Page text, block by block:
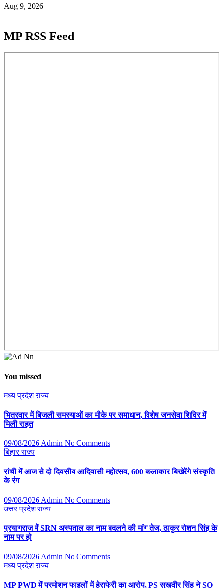
Aug 9, 2026
MP RSS Feed
You missed
मध्य प्रदेशराज्य
भितरवार में बिजली समस्याओं का मौके पर समाधान, विशेष जनसेवा शिविर में
मिली राहत
09/08/2026Admin No Comments
बिहारराज्य
रांची में आज से दो दिवसीय आदिवासी महोत्सव, 600 कलाकार बिखेरेंगे संस्कृति
के रंग
09/08/2026 Admin No Comments
उत्तर प्रदेशराज्य
प्रयागराज में SRN अस्पताल का नाम बदलने की मांग तेज, ठाकुर रोशन सिंह के
नाम पर हो
09/08/2026 Admin No Comments
मध्य प्रदेशराज्य
MP PWD में प्रमोशन फाइलों में हेराफेरी का आरोप, PS सुखवीर सिंह ने SO